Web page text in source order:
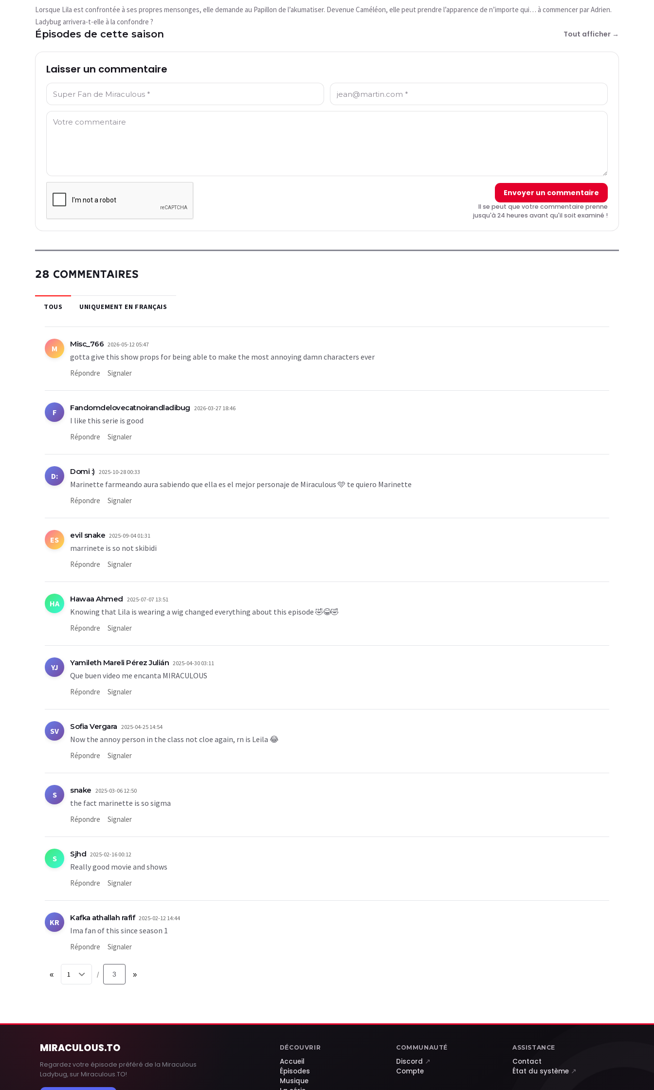
moment
Réessayer
Lorsque Lila est confrontée à ses propres mensonges, elle demande au Papillon de l’akumatiser. Devenue Caméléon, elle peut prendre l’apparence de n’importe qui… à commencer par Adrien.
Ladybug arrivera-t-elle à la confondre ?
Épisodes de cette saison Tout afficher →
Laisser un commentaire
Nom: * Email: *
Commentaire: *
Envoyer un commentaire
Il se peut que votre commentaire prenne
jusqu'à 24 heures avant qu'il soit examiné !
28 COMMENTAIRES
TOUS UNIQUEMENT EN FRANÇAIS
M Misc_766 2026-05-12 05:47
gotta give this show props for being able to make the most annoying damn characters ever
Répondre Signaler
F Fandomdelovecatnoirandladibug 2026-03-27 18:46
I like this serie is good
Répondre Signaler
D: Domi :) 2025-10-28 00:33
Marinette farmeando aura sabiendo que ella es el mejor personaje de Miraculous 🩵 te quiero Marinette
Répondre Signaler
ES evil snake 2025-09-04 01:31
marrinete is so not skibidi
Répondre Signaler
HA Hawaa Ahmed 2025-07-07 13:51
Knowing that Lila is wearing a wig changed everything about this episode 🤣😂🤣
Répondre Signaler
YJ Yamileth Mareli Pérez Julián 2025-04-30 03:11
Que buen video me encanta MIRACULOUS
Répondre Signaler
SV Sofia Vergara 2025-04-25 14:54
Now the annoy person in the class not cloe again, rn is Leila 😂
Répondre Signaler
S snake 2025-03-06 12:50
the fact marinette is so sigma
Répondre Signaler
S Sjhd 2025-02-16 00:12
Really good movie and shows
Répondre Signaler
KR Kafka athallah rafif 2025-02-12 14:44
Ima fan of this since season 1
Répondre Signaler
« / 3 »
MIRACULOUS.TO
Regardez votre épisode préféré de la Miraculous
Ladybug, sur Miraculous.TO!
DÉCOUVRIR
Accueil
Épisodes
Musique
COMMUNAUTÉ
Discord ↗
Compte
ASSISTANCE
Contact
État du système ↗